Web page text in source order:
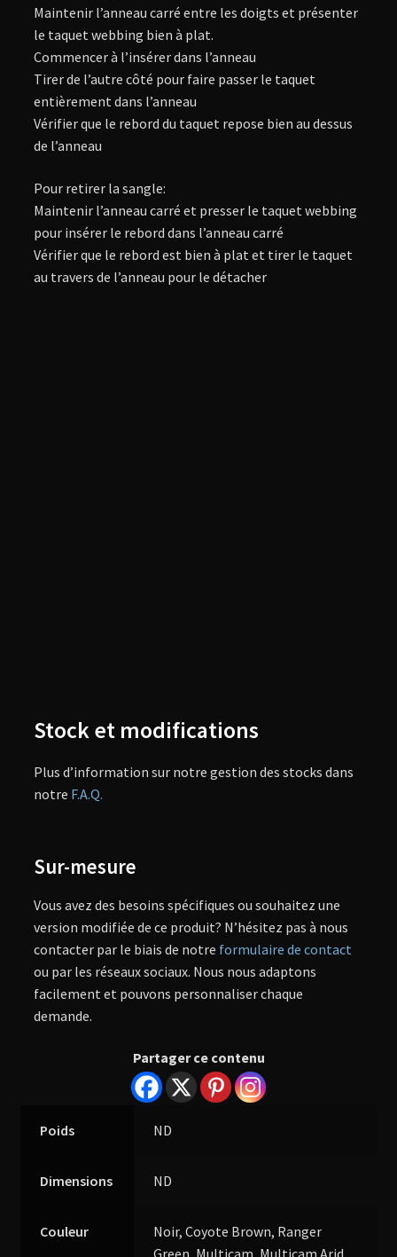
Maintenir l’anneau carré entre les doigts et présenter
le taquet webbing bien à plat.
Commencer à l’insérer dans l’anneau
Tirer de l’autre côté pour faire passer le taquet
entièrement dans l’anneau
Vérifier que le rebord du taquet repose bien au dessus
de l’anneau
Pour retirer la sangle:
Maintenir l’anneau carré et presser le taquet webbing
pour insérer le rebord dans l’anneau carré
Vérifier que le rebord est bien à plat et tirer le taquet
au travers de l’anneau pour le détacher
Stock et modifications
Plus d’information sur notre gestion des stocks dans
notre F.A.Q.
Sur-mesure
Vous avez des besoins spécifiques ou souhaitez une
version modifiée de ce produit? N’hésitez pas à nous
contacter par le biais de notre formulaire de contact
ou par les réseaux sociaux. Nous nous adaptons
facilement et pouvons personnaliser chaque
demande.
Partager ce contenu
Poids ND
Dimensions ND
Couleur
Noir, Coyote Brown, Ranger